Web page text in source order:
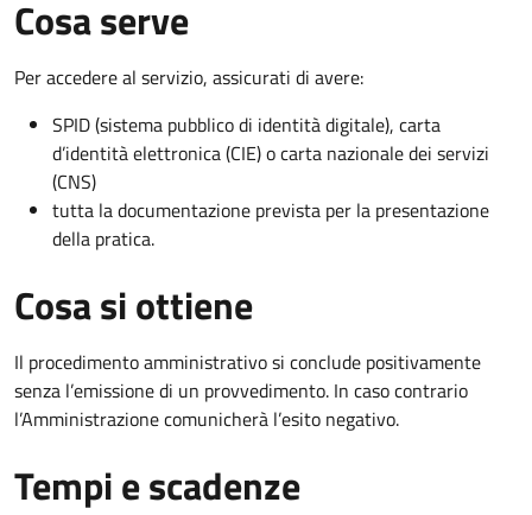
Cosa serve
Per accedere al servizio, assicurati di avere:
SPID (sistema pubblico di identità digitale), carta
d’identità elettronica (CIE) o carta nazionale dei servizi
(CNS)
tutta la documentazione prevista per la presentazione
della pratica.
Cosa si ottiene
Il procedimento amministrativo si conclude positivamente
senza l’emissione di un provvedimento. In caso contrario
l’Amministrazione comunicherà l’esito negativo.
Tempi e scadenze